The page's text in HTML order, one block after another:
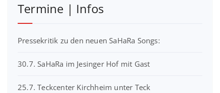
Termine | Infos
Pressekritik zu den neuen SaHaRa Songs:
30.7. SaHaRa im Jesinger Hof mit Gast
25.7. Teckcenter Kirchheim unter Teck